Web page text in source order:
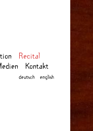
Recital
Kontakt
deutsch english